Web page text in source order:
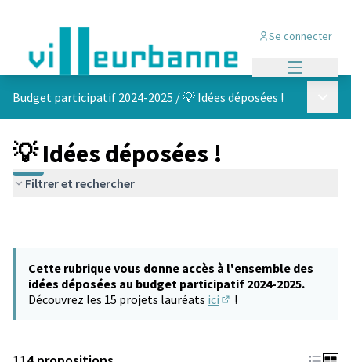
Se connecter
Budget participatif 2024-2025 /💡 Idées déposées !
💡 Idées déposées !
Filtrer et rechercher
Cette rubrique vous donne accès à l'ensemble des
idées déposées au budget participatif 2024-2025.
Découvrez les 15 projets lauréats ici !